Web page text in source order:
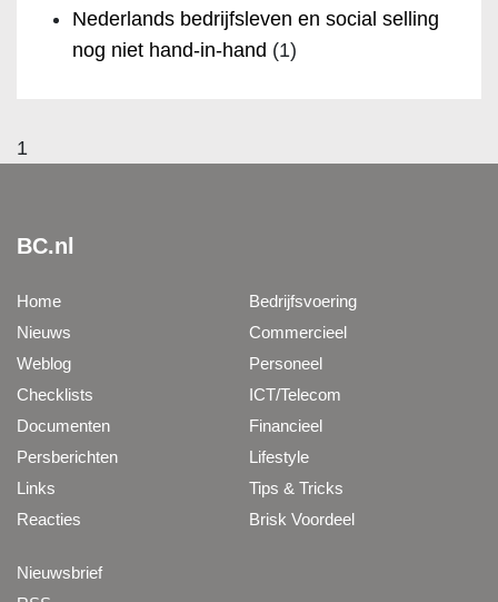
Nederlands bedrijfsleven en social selling
nog niet hand-in-hand (1)
1
BC.nl
Home
Nieuws
Weblog
Checklists
Documenten
Persberichten
Links
Reacties
Bedrijfsvoering
Commercieel
Personeel
ICT/Telecom
Financieel
Lifestyle
Tips & Tricks
Brisk Voordeel
Nieuwsbrief